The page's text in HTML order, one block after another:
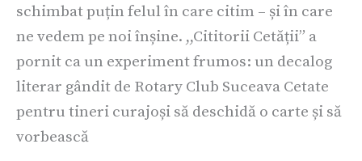
schimbat puțin felul în care citim – și în care
ne vedem pe noi înșine. ,,Cititorii Cetății” a
pornit ca un experiment frumos: un decalog
literar gândit de Rotary Club Suceava Cetate
pentru tineri curajoși să deschidă o carte și să
vorbească